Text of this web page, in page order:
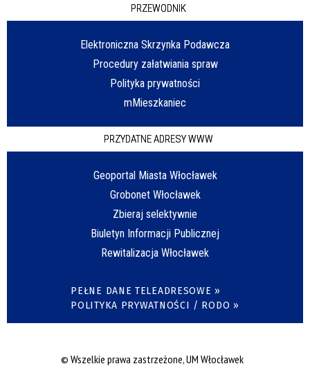
PRZEWODNIK
Elektroniczna Skrzynka Podawcza
Procedury załatwiania spraw
Polityka prywatności
mMieszkaniec
PRZYDATNE ADRESY WWW
Geoportal Miasta Włocławek
Grobonet Włocławek
Zbieraj selektywnie
Biuletyn Informacji Publicznej
Rewitalizacja Włocławek
PEŁNE DANE TELEADRESOWE »
POLITYKA PRYWATNOŚCI / RODO »
© Wszelkie prawa zastrzeżone, UM Włocławek